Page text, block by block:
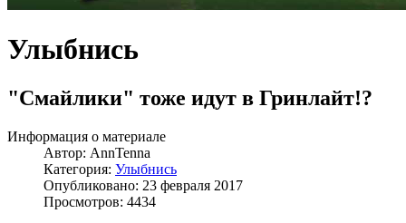
Улыбнись
"Смайлики" тоже идут в Гринлайт!?
Информация о материале
Автор: AnnTenna
Категория: Улыбнись
Опубликовано: 23 февраля 2017
Просмотров: 4434